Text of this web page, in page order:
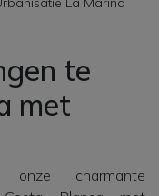
te
met
charmante